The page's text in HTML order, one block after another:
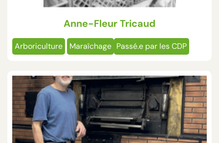
Anne-Fleur Tricaud
Arboriculture Maraîchage Passé.e par les CDP